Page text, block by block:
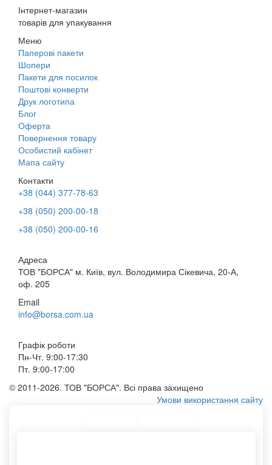
Інтернет-магазин
товарів для упакування
Меню
Паперові пакети
Шопери
Пакети для посилок
Поштові конверти
Друк логотипа
Блог
Оферта
Повернення товару
Особистий кабінет
Мапа сайту
Контакти
+38 (044) 377-78-63
+38 (050) 200-00-18
+38 (050) 200-00-16
Адреса
ТОВ "БОРСА" м. Київ, вул. Володимира Сікевича, 20-А,
оф. 205
Email
info@borsa.com.ua
Графік роботи
Пн-Чт. 9:00-17:30
Пт. 9:00-17:00
© 2011-2026. ТОВ "БОРСА". Всі права захищено
Умови використання сайту